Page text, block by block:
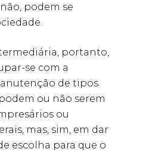
podem se
portanto,
se com a
de tipos
ou não serem
ou
mas, sim, em dar
escolha para que o